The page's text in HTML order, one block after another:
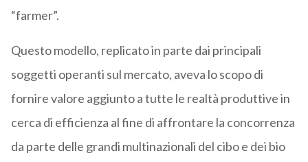
“farmer”.
Questo modello, replicato in parte dai principali
soggetti operanti sul mercato, aveva lo scopo di
fornire valore aggiunto a tutte le realtà produttive in
cerca di efficienza al fine di affrontare la concorrenza
da parte delle grandi multinazionali del cibo e dei bio